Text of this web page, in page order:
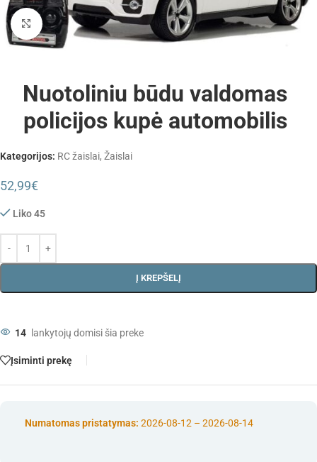
Padidinti
Nuotoliniu būdu valdomas
policijos kupė automobilis
Kategorijos: RC žaislai, Žaislai
52,99€
Liko 45
Į KREPŠELĮ
14 lankytojų domisi šia preke
Įsiminti prekę
Numatomas pristatymas: 2026-08-12 – 2026-08-14